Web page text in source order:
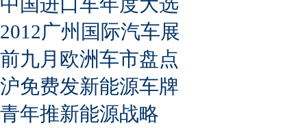
2012广州国际汽车展
前九月欧洲车市盘点
沪免费发新能源车牌
青年推新能源战略